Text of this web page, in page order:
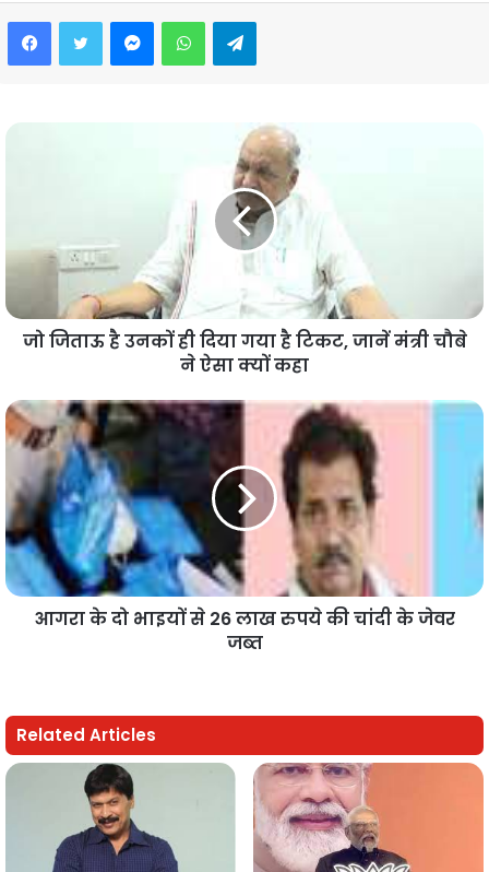
FacebookTwitter MessengerWhatsAppTelegram
जो जिताऊ है उनकों ही दिया गया है टिकट, जानें मंत्री चौबे
ने ऐसा क्यों कहा
आगरा के दो भाइयों से 26 लाख रुपये की चांदी के जेवर
जब्त
Related Articles